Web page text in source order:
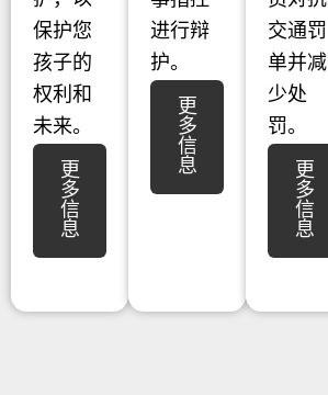
保护您
孩子的
权利和
未来。
更
多
信
息
进行辩
护。
更
多
信
息
交通罚
单并减
少处
罚。
更
多
信
息